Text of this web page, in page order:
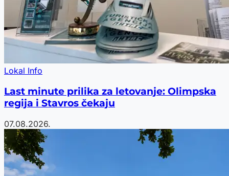
Lokal Info
Last minute prilika za letovanje: Olimpska
regija i Stavros čekaju
07.08.2026.